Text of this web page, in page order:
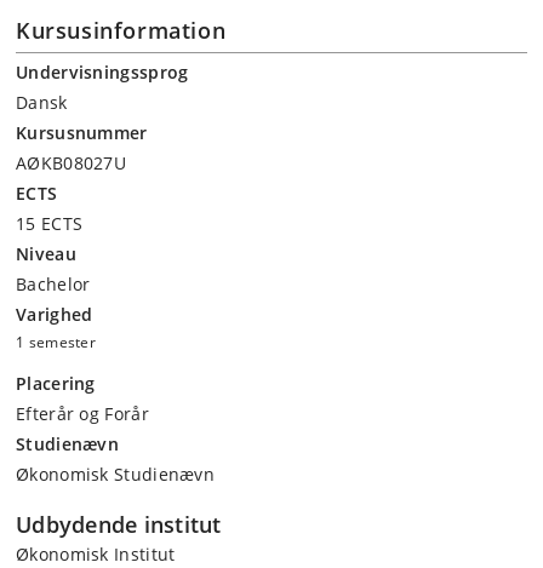
Kursusinformation
Undervisningssprog
Dansk
Kursusnummer
AØKB08027U
ECTS
15 ECTS
Niveau
Bachelor
Varighed
1 semester
Placering
Efterår og Forår
Studienævn
Økonomisk Studienævn
Udbydende institut
Økonomisk Institut